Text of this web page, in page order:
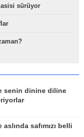
sürüyor
senin dinine diline
safımızı belli